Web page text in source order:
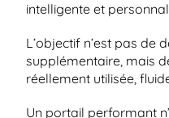
intelligente et
L’objectif n’est pas de
supplémentaire, mais
réellement utilisée,
Un portail performant